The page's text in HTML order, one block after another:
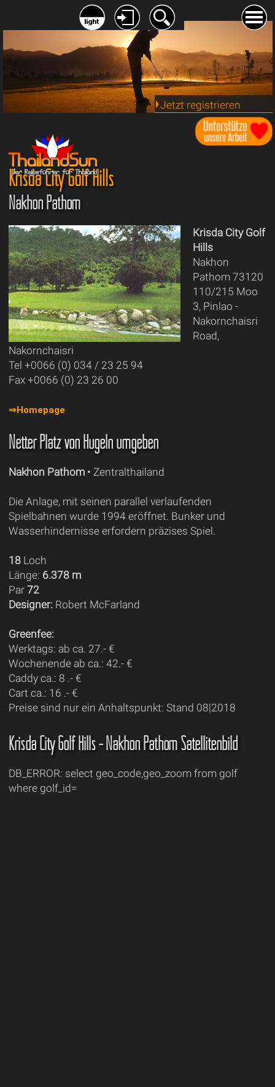
Jetzt registrieren
Krisda City Golf Hills
Nakhon Pathom
Krisda City Golf
Hills
Nakhon
Pathom 73120
110/215 Moo
3, Pinlao -
Nakornchaisri
Road,
Nakornchaisri
Tel +0066 (0) 034 / 23 25 94
Fax +0066 (0) 23 26 00
⇒Homepage
Netter Platz von Hügeln umgeben
Nakhon Pathom• Zentralthailand
Die Anlage, mit seinen parallel verlaufenden
Spielbahnen wurde 1994 eröffnet. Bunker und
Wasserhindernisse erfordern präzises Spiel.
18Loch
Länge: 6.378 m
Par 72
Designer: Robert McFarland
Greenfee:
Werktags: ab ca. 27.- €
Wochenende ab ca.: 42.- €
Caddy ca.: 8 .- €
Cart ca.: 16 .- €
Preise sind nur ein Anhaltspunkt: Stand 08|2018
Krisda City Golf Hills - Nakhon Pathom Satellitenbild
DB_ERROR: select geo_code,geo_zoom from golf
where golf_id=